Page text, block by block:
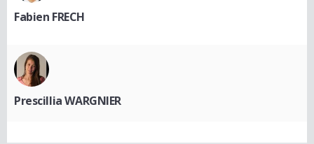
Fabien FRECH
Prescillia WARGNIER